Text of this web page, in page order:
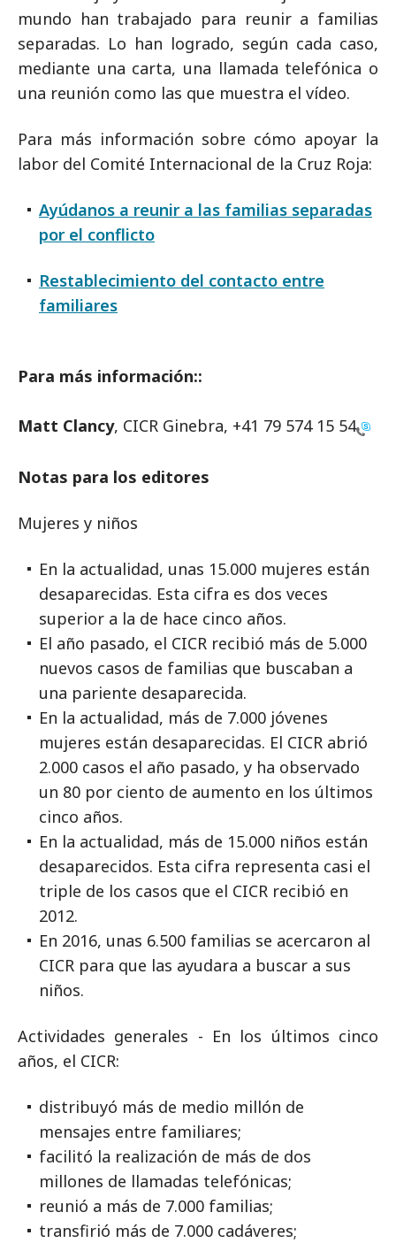
mundo han trabajado para reunir a familias
separadas. Lo han logrado, según cada caso,
mediante una carta, una llamada telefónica o
una reunión como las que muestra el vídeo.
Para más información sobre cómo apoyar la
labor del Comité Internacional de la Cruz Roja:
Ayúdanos a reunir a las familias separadas
por el conflicto
Restablecimiento del contacto entre
familiares
Para más información::
Matt Clancy, CICR Ginebra, +41 79 574 15 54
Notas para los editores
Mujeres y niños
En la actualidad, unas 15.000 mujeres están
desaparecidas. Esta cifra es dos veces
superior a la de hace cinco años.
El año pasado, el CICR recibió más de 5.000
nuevos casos de familias que buscaban a
una pariente desaparecida.
En la actualidad, más de 7.000 jóvenes
mujeres están desaparecidas. El CICR abrió
2.000 casos el año pasado, y ha observado
un 80 por ciento de aumento en los últimos
cinco años.
En la actualidad, más de 15.000 niños están
desaparecidos. Esta cifra representa casi el
triple de los casos que el CICR recibió en
2012.
En 2016, unas 6.500 familias se acercaron al
CICR para que las ayudara a buscar a sus
niños.
Actividades generales - En los últimos cinco
años, el CICR:
distribuyó más de medio millón de
mensajes entre familiares;
facilitó la realización de más de dos
millones de llamadas telefónicas;
reunió a más de 7.000 familias;
transfirió más de 7.000 cadáveres;